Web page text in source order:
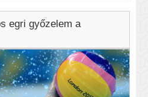
egri győzelem a